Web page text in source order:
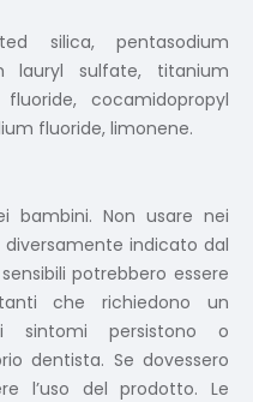
silica, pentasodium
lauryl sulfate, titanium
cocamidopropyl
fluoride, limonene.
bambini. Non usare nei
indicato dal
potrebbero essere
che richiedono un
sintomi persistono o
dentista. Se dovessero
l’uso del prodotto. Le